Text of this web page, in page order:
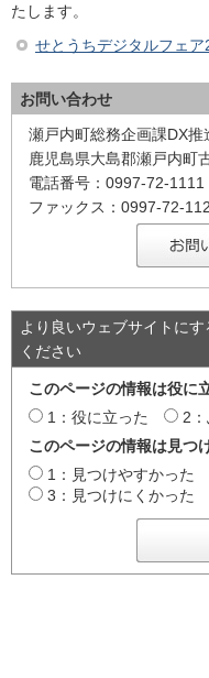
たします。
せとうちデジタルフェア
お問い合わせ
瀬戸内町総務企画課DX推
鹿児島県大島郡瀬戸内町
電話番号：0997-72-1111
ファックス：0997-72-
より良いウェブサイトに
ください
このページの情報は役に
1：役に立った
2：
このページの情報は見つ
1：見つけやすかった
3：見つけにくかった